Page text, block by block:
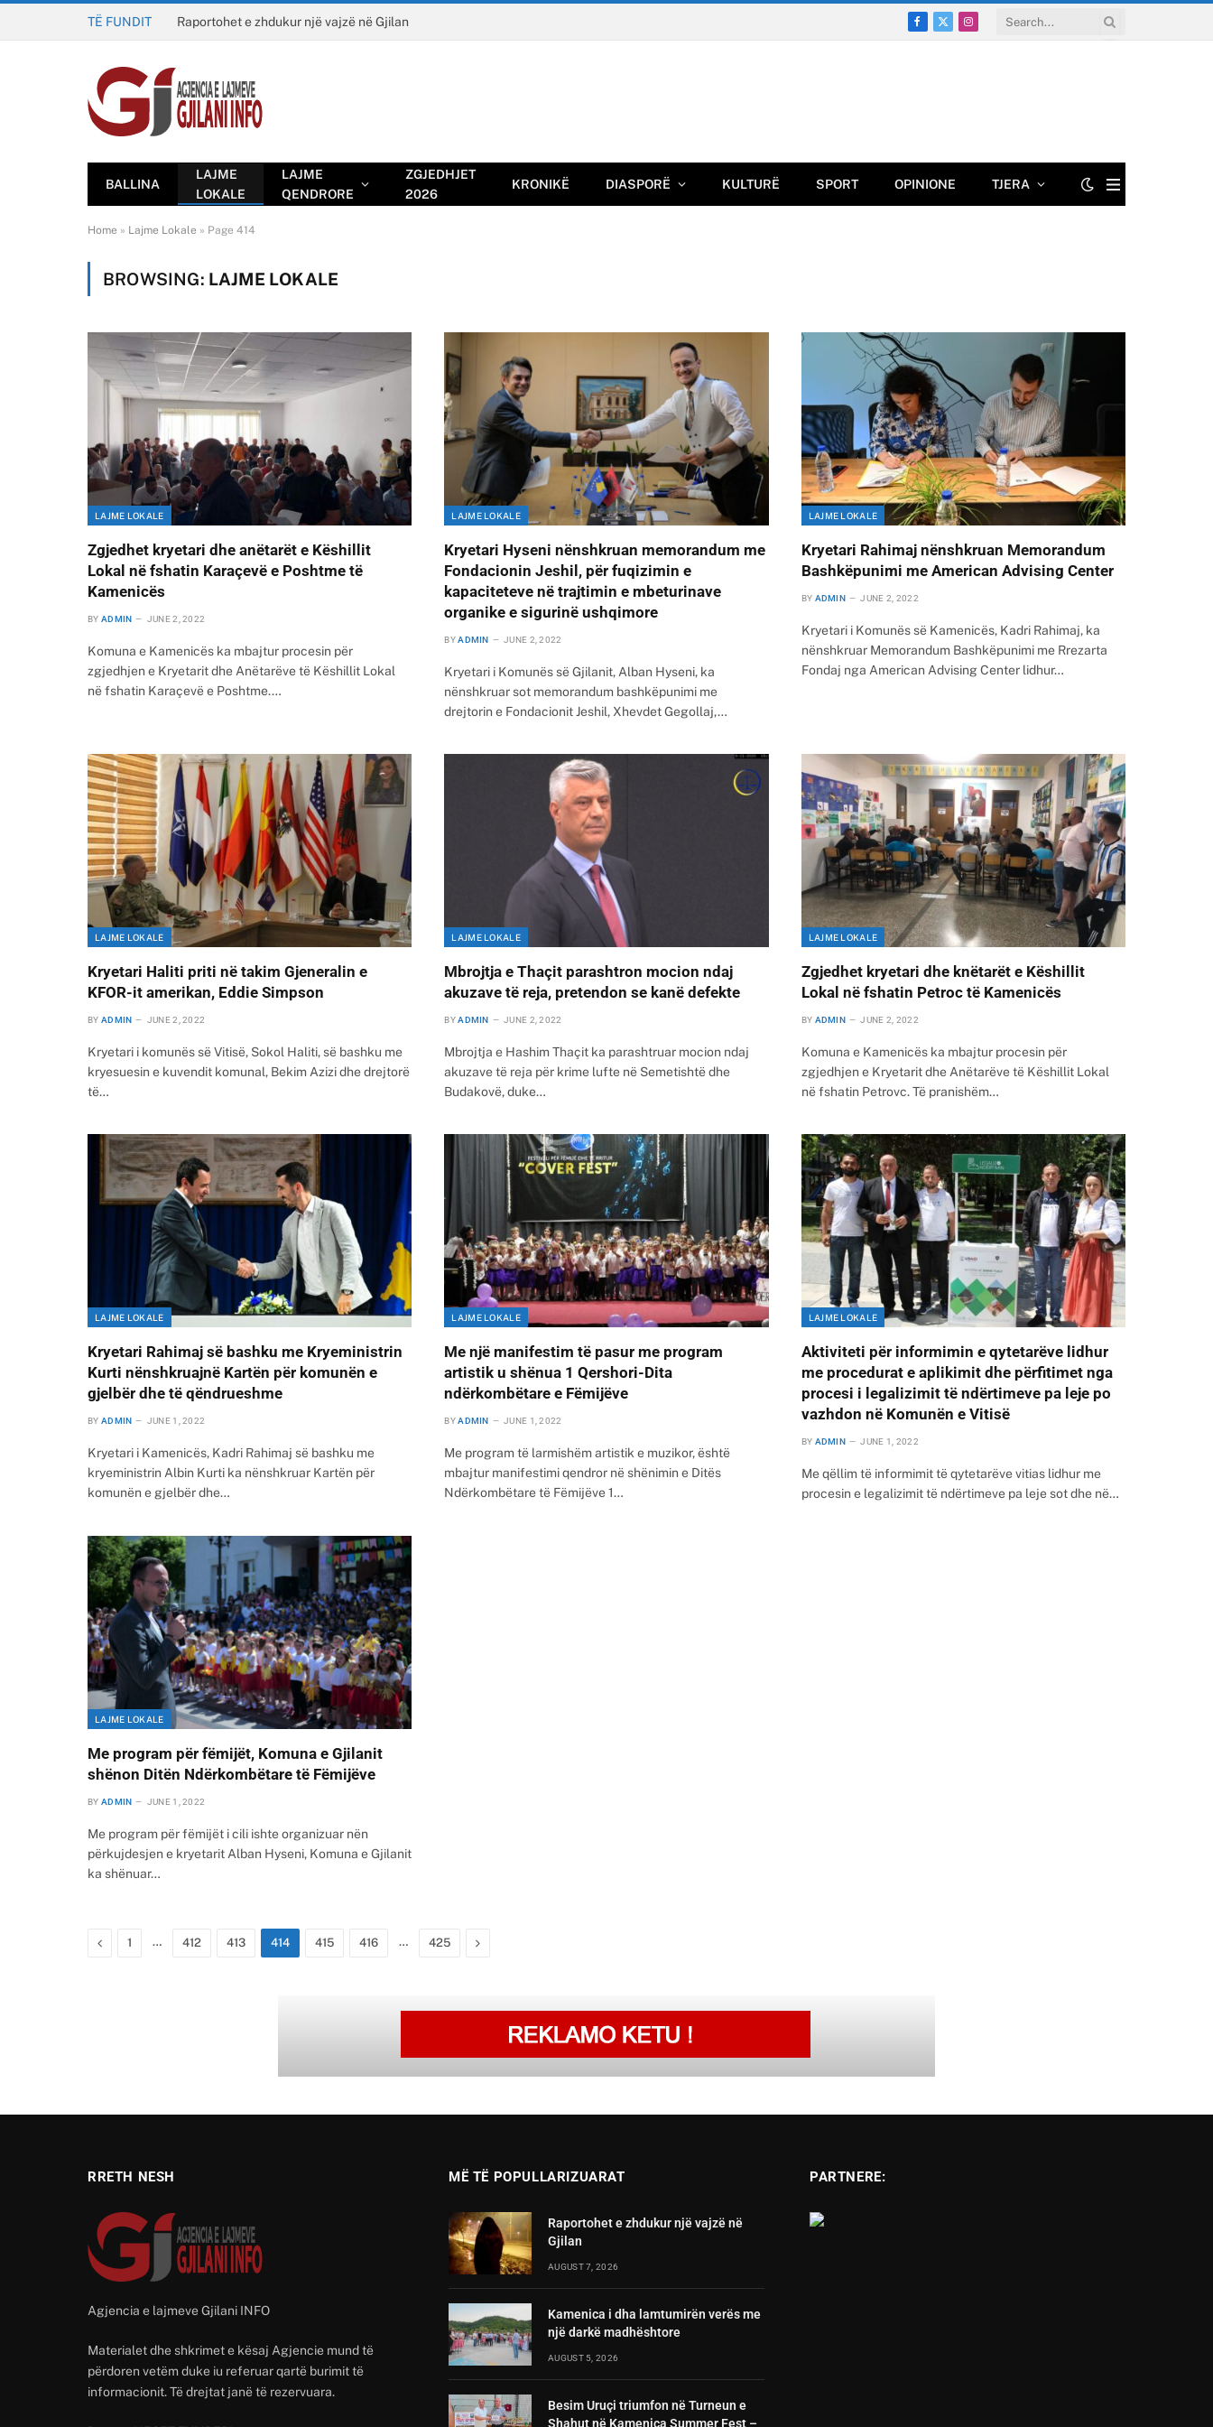
TË FUNDIT Raportohet e zhdukur një vajzë në Gjilan
Facebook
X
Instagram
BALLINA
LAJME
LOKALE
LAJME
QENDRORE
ZGJEDHJET
2026
KRONIKË DIASPORË KULTURË SPORT OPINIONE TJERA
Home » Lajme Lokale » Page 414
BROWSING: LAJME LOKALE
LAJME LOKALE
Zgjedhet kryetari dhe anëtarët e Këshillit
Lokal në fshatin Karaçevë e Poshtme të
Kamenicës
BY ADMIN JUNE 2, 2022
Komuna e Kamenicës ka mbajtur procesin për
zgjedhjen e Kryetarit dhe Anëtarëve të Këshillit Lokal
në fshatin Karaçevë e Poshtme.…
LAJME LOKALE
Kryetari Hyseni nënshkruan memorandum me
Fondacionin Jeshil, për fuqizimin e
kapaciteteve në trajtimin e mbeturinave
organike e sigurinë ushqimore
BY ADMIN JUNE 2, 2022
Kryetari i Komunës së Gjilanit, Alban Hyseni, ka
nënshkruar sot memorandum bashkëpunimi me
drejtorin e Fondacionit Jeshil, Xhevdet Gegollaj,…
LAJME LOKALE
Kryetari Rahimaj nënshkruan Memorandum
Bashkëpunimi me American Advising Center
BY ADMIN JUNE 2, 2022
Kryetari i Komunës së Kamenicës, Kadri Rahimaj, ka
nënshkruar Memorandum Bashkëpunimi me Rrezarta
Fondaj nga American Advising Center lidhur…
LAJME LOKALE
Kryetari Haliti priti në takim Gjeneralin e
KFOR-it amerikan, Eddie Simpson
BY ADMIN JUNE 2, 2022
Kryetari i komunës së Vitisë, Sokol Haliti, së bashku me
kryesuesin e kuvendit komunal, Bekim Azizi dhe drejtorë
të…
LAJME LOKALE
Mbrojtja e Thaçit parashtron mocion ndaj
akuzave të reja, pretendon se kanë defekte
BY ADMIN JUNE 2, 2022
Mbrojtja e Hashim Thaçit ka parashtruar mocion ndaj
akuzave të reja për krime lufte në Semetishtë dhe
Budakovë, duke…
LAJME LOKALE
Zgjedhet kryetari dhe knëtarët e Këshillit
Lokal në fshatin Petroc të Kamenicës
BY ADMIN JUNE 2, 2022
Komuna e Kamenicës ka mbajtur procesin për
zgjedhjen e Kryetarit dhe Anëtarëve të Këshillit Lokal
në fshatin Petrovc. Të pranishëm…
LAJME LOKALE
Kryetari Rahimaj së bashku me Kryeministrin
Kurti nënshkruajnë Kartën për komunën e
gjelbër dhe të qëndrueshme
BY ADMIN JUNE 1, 2022
Kryetari i Kamenicës, Kadri Rahimaj së bashku me
kryeministrin Albin Kurti ka nënshkruar Kartën për
komunën e gjelbër dhe…
LAJME LOKALE
Me një manifestim të pasur me program
artistik u shënua 1 Qershori-Dita
ndërkombëtare e Fëmijëve
BY ADMIN JUNE 1, 2022
Me program të larmishëm artistik e muzikor, është
mbajtur manifestimi qendror në shënimin e Ditës
Ndërkombëtare të Fëmijëve 1…
LAJME LOKALE
Aktiviteti për informimin e qytetarëve lidhur
me procedurat e aplikimit dhe përfitimet nga
procesi i legalizimit të ndërtimeve pa leje po
vazhdon në Komunën e Vitisë
BY ADMIN JUNE 1, 2022
Me qëllim të informimit të qytetarëve vitias lidhur me
procesin e legalizimit të ndërtimeve pa leje sot dhe në…
LAJME LOKALE
Me program për fëmijët, Komuna e Gjilanit
shënon Ditën Ndërkombëtare të Fëmijëve
BY ADMIN JUNE 1, 2022
Me program për fëmijët i cili ishte organizuar nën
përkujdesjen e kryetarit Alban Hyseni, Komuna e Gjilanit
ka shënuar…
Previous
1 … 412 413 414 415 416 … 425 Next
RRETH NESH
Agjencia e lajmeve Gjilani INFO
Materialet dhe shkrimet e kësaj Agjencie mund të
përdoren vetëm duke iu referuar qartë burimit të
informacionit. Të drejtat janë të rezervuara.
MË TË POPULLARIZUARAT
Raportohet e zhdukur një vajzë në
Gjilan
AUGUST 7, 2026
Kamenica i dha lamtumirën verës me
një darkë madhështore
AUGUST 5, 2026
Besim Uruçi triumfon në Turneun e
Shahut në Kamenica Summer Fest –
PARTNERE: